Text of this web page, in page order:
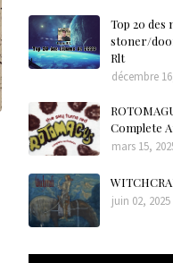
Top 20 des
stoner/
Rlt
décembre
Complete
mars 15,
juin 02, 2025